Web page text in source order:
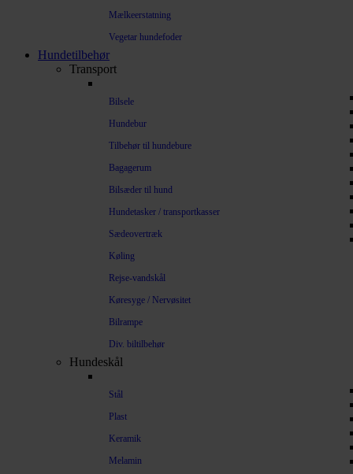
Mælkeerstatning
Vegetar hundefoder
Hundetilbehør
Transport
Bilsele
Hundebur
Tilbehør til hundebure
Bagagerum
Bilsæder til hund
Hundetasker / transportkasser
Sædeovertræk
Køling
Rejse-vandskål
Køresyge / Nervøsitet
Bilrampe
Div. biltilbehør
Hundeskål
Stål
Plast
Keramik
Melamin